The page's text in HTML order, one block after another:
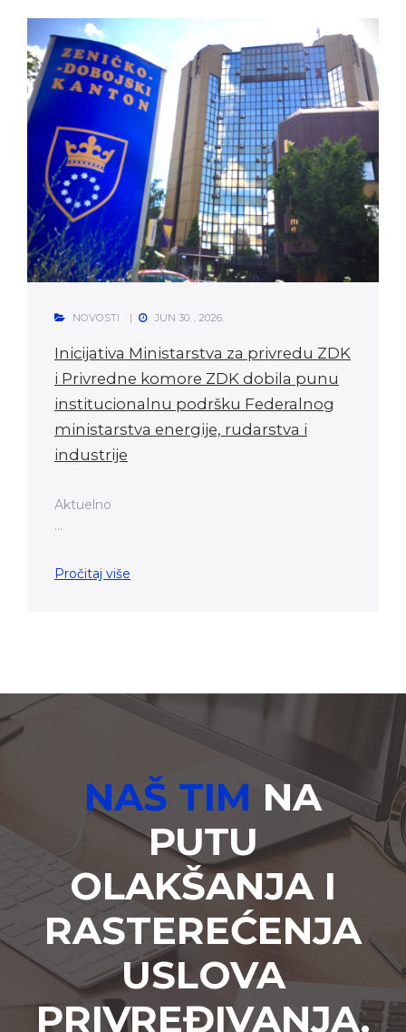
NOVOSTI JUN 30. , 2026.
Inicijativa Ministarstva za privredu ZDK
i Privredne komore ZDK dobila punu
institucionalnu podršku Federalnog
ministarstva energije, rudarstva i
industrije
Aktuelno
...
Pročitaj više
NAŠ TIM NA
PUTU
OLAKŠANJA I
RASTEREĆENJA
USLOVA
PRIVREĐIVANJA.